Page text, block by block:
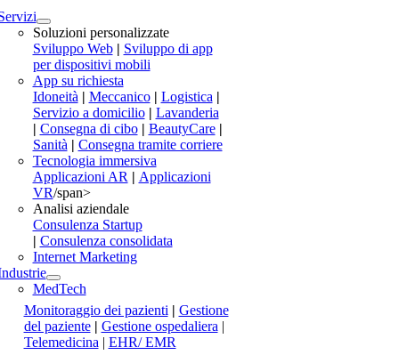
Soluzioni personalizzate
Sviluppo Web| Sviluppo di app
per dispositivi mobili
App su richiesta
Idoneità| Meccanico| Logistica|
Servizio a domicilio| Lavanderia
| Consegna di cibo | BeautyCare |
Sanità | Consegna tramite corriere
Tecnologia immersiva
Applicazioni AR| Applicazioni
VR/span>
Analisi aziendale
Consulenza Startup
| Consulenza consolidata
Internet Marketing
MedTech
Monitoraggio dei pazienti | Gestione
del paziente| Gestione ospedaliera |
Telemedicina| EHR/ EMR